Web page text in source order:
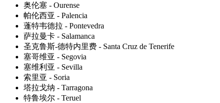
奥伦塞 - Ourense
帕伦西亚 - Palencia
蓬特韦德拉 - Pontevedra
萨拉曼卡 - Salamanca
圣克鲁斯-德特内里费 - Santa Cruz de Tenerife
塞哥维亚 - Segovia
塞维利亚 - Sevilla
索里亚 - Soria
塔拉戈纳 - Tarragona
特鲁埃尔 - Teruel